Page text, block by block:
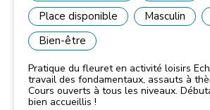
Place disponible
Masculin
Bien-être
Pratique du fleuret en activité loisirs Echauffement,
travail des fondamentaux, assauts à
Cours ouverts à tous les niveaux. Débutants acceptés et
bien accueillis !